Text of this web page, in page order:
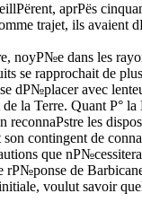
aprРёs
trajet, ils avaient
noyР№e dans les
rapprochait de
avec
la Terre. Quant Р°
reconnaРѕtre les
contingent de
que
de
voulut savoir